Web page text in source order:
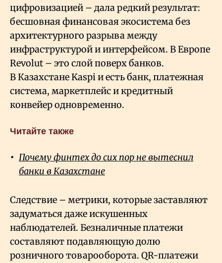
цифровизацией – дала редкий результат:
бесшовная финансовая экосистема без
архитектурного разрыва между
инфраструктурой и интерфейсом. В Европе
Revolut – это слой поверх банков.
В Казахстане Kaspi и есть банк, платежная
система, маркетплейс и кредитный
конвейер одновременно.
Читайте также
Почему финтех до сих пор не вытеснил
банки в Казахстане
Следствие – метрики, которые заставляют
задуматься даже искушенных
наблюдателей. Безналичные платежи
составляют подавляющую долю
розничного товарооборота. QR-платежи